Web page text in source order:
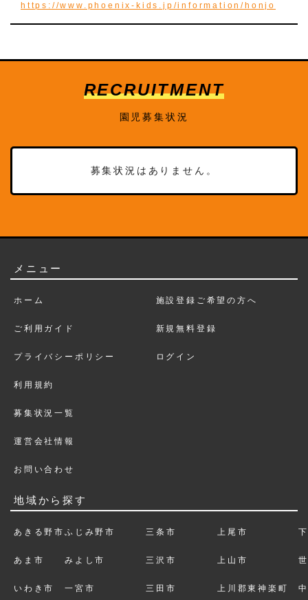
https://www.phoenix-kids.jp/information/honjo
RECRUITMENT
園児募集状況
募集状況はありません。
メニュー
ホーム
ご利用ガイド
プライバシーポリシー
利用規約
募集状況一覧
運営会社情報
お問い合わせ
施設登録ご希望の方へ
新規無料登録
ログイン
地域から探す
あきる野市
あま市
いわき市
ふじみ野市
みよし市
一宮市
三条市
三沢市
三田市
上尾市
上山市
上川郡東神楽町